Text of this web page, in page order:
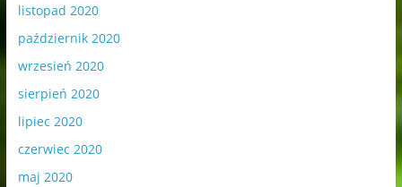
listopad 2020
październik 2020
wrzesień 2020
sierpień 2020
lipiec 2020
czerwiec 2020
maj 2020